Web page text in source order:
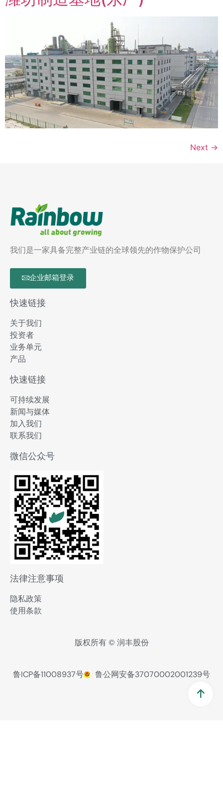
Next →
我们是一家具备完整产业链的全球领先的作物保护公司
企业邮箱登录
快速链接
关于我们
投资者
业务单元
产品
快速链接
可持续发展
新闻与媒体
加入我们
联系我们
微信公众号
法律注意事项
隐私政策
使用条款
版权所有 © 润丰股份
鲁ICP备11008937号 鲁公网安备37070002001239号